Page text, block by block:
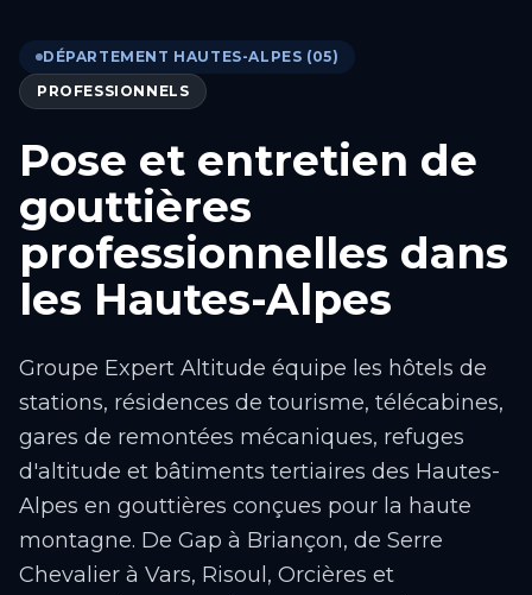
DÉPARTEMENT HAUTES-ALPES (05)
PROFESSIONNELS
Pose et entretien de
gouttières
professionnelles dans
les Hautes-Alpes
Groupe Expert Altitude équipe les hôtels de
stations, résidences de tourisme, télécabines,
gares de remontées mécaniques, refuges
d'altitude et bâtiments tertiaires des Hautes-
Alpes en gouttières conçues pour la haute
montagne. De Gap à Briançon, de Serre
Chevalier à Vars, Risoul, Orcières et